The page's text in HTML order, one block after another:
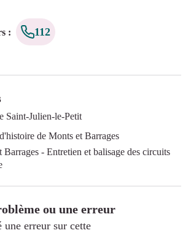
: 112
Saint-Julien-le-Petit
de Monts et Barrages
- Entretien et balisage des circuits
ou une erreur
une erreur sur cette